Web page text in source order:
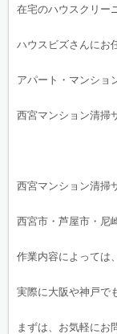
在宅のハウスクリー
ハウスビズさんにお
アパート・マンショ
西宮マンション清掃
西宮マンション清掃
西宮市・芦屋市・尼
作業内容によっては
実際に大阪や神戸で
まずは、お気軽にお